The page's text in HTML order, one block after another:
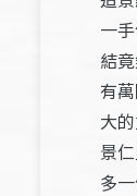
一
結
有
大
景
多